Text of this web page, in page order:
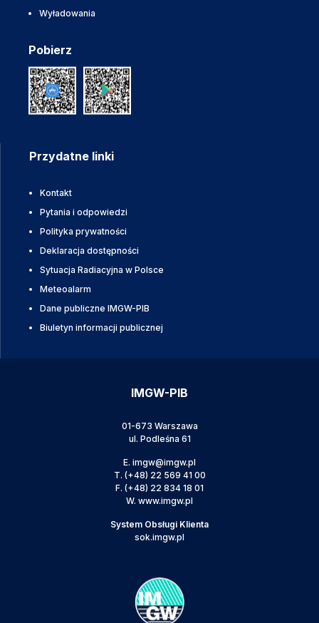
Wyładowania
Pobierz
Przydatne linki
Kontakt
Pytania i odpowiedzi
Polityka prywatności
Deklaracja dostępności
Sytuacja Radiacyjna w Polsce
Meteoalarm
Dane publiczne IMGW-PIB
Biuletyn informacji publicznej
IMGW-PIB
01-673 Warszawa
ul. Podleśna 61
E. imgw@imgw.pl
T. (+48) 22 569 41 00
F. (+48) 22 834 18 01
W. www.imgw.pl
System Obsługi Klienta
sok.imgw.pl